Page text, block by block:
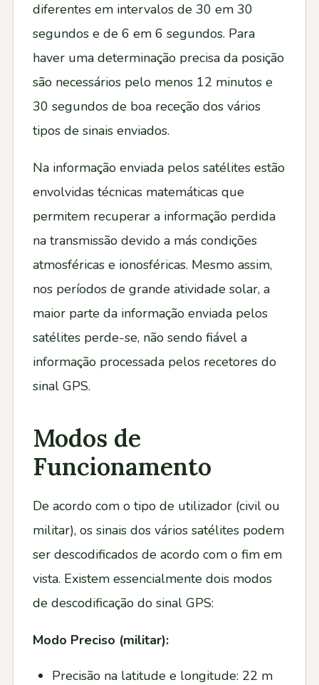
diferentes em intervalos de 30 em 30
segundos e de 6 em 6 segundos. Para
haver uma determinação precisa da posição
são necessários pelo menos 12 minutos e
30 segundos de boa receção dos vários
tipos de sinais enviados.
Na informação enviada pelos satélites estão
envolvidas técnicas matemáticas que
permitem recuperar a informação perdida
na transmissão devido a más condições
atmosféricas e ionosféricas. Mesmo assim,
nos períodos de grande atividade solar, a
maior parte da informação enviada pelos
satélites perde-se, não sendo fiável a
informação processada pelos recetores do
sinal GPS.
Modos de
Funcionamento
De acordo com o tipo de utilizador (civil ou
militar), os sinais dos vários satélites podem
ser descodificados de acordo com o fim em
vista. Existem essencialmente dois modos
de descodificação do sinal GPS:
Modo Preciso (militar):
Precisão na latitude e longitude: 22 m